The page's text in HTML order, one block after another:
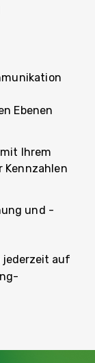
Ebenen
Ihrem
Kennzahlen
und -
jederzeit auf